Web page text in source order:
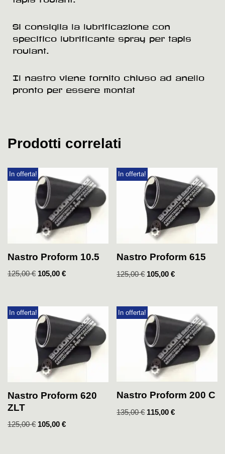
Si consiglia la lubrificazione con
specifico lubrificante spray per tapis
roulant.
Il nastro viene fornito chiuso ad anello
pronto per essere montat
Prodotti correlati
In offerta!
Nastro Proform 10.5
125,00€ 105,00 €
In offerta!
Nastro Proform 615
125,00€ 105,00€
In offerta!
Nastro Proform 620
ZLT
125,00€ 105,00 €
In offerta!
Nastro Proform 200 C
135,00€ 115,00€